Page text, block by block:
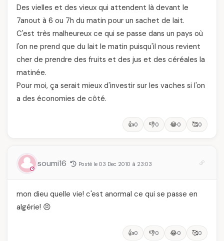
Des vielles et des vieux qui attendent là devant le
7anout à 6 ou 7h du matin pour un sachet de lait.
C'est très malheureux ce qui se passe dans un pays où
l'on ne prend que du lait le matin puisqu'il nous revient
cher de prendre des fruits et des jus et des céréales la
matinée.
Pour moi, ça serait mieux d'investir sur les vaches si l'on
a des économies de côté.
👍0 👎0 😂0 🥰0
soumi16 Posté le 03 Dec 2010 à 23:03
mon dieu quelle vie! c'est anormal ce qui se passe en
algérie! 😠
👍0 👎0 😂0 🥰0